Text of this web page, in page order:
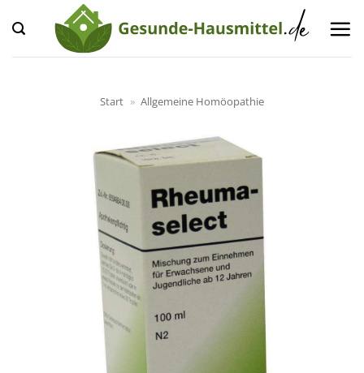
Inhalt
springen
Start » Allgemeine Homöopathie